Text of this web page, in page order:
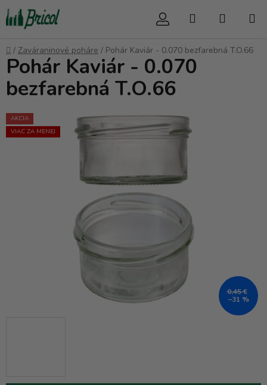
Prejsť
na
obsah
Hľadať
Domov
/ Zaváraninové poháre / Pohár Kaviár - 0.070 bezfarebná T.O.66
Pohár Kaviár - 0.070
bezfarebná T.O.66
AKCIA
VIAC ZA MENEJ
0,45 €
–31 %